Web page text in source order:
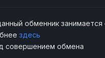
обменник занимается
здесь
совершением обмена